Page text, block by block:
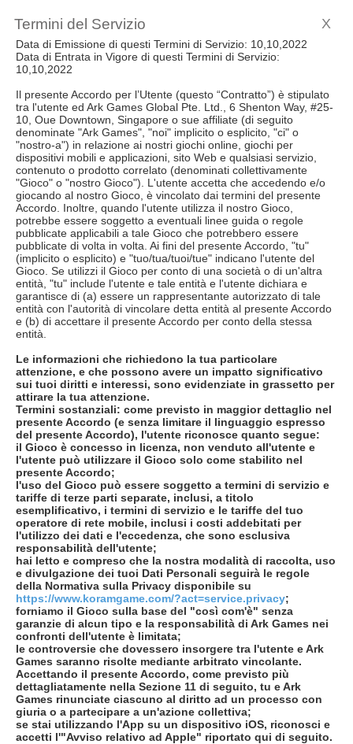
Termini del Servizio X
Data di Emissione di questi Termini di Servizio: 10,10,2022
Data di Entrata in Vigore di questi Termini di Servizio:
10,10,2022
Il presente Accordo per l’Utente (questo “Contratto”) è stipulato
tra l'utente ed Ark Games Global Pte. Ltd., 6 Shenton Way, #25-
10, Oue Downtown, Singapore o sue affiliate (di seguito
denominate "Ark Games", "noi" implicito o esplicito, "ci" o
"nostro-a") in relazione ai nostri giochi online, giochi per
dispositivi mobili e applicazioni, sito Web e qualsiasi servizio,
contenuto o prodotto correlato (denominati collettivamente
"Gioco" o "nostro Gioco"). L'utente accetta che accedendo e/o
giocando al nostro Gioco, è vincolato dai termini del presente
Accordo. Inoltre, quando l'utente utilizza il nostro Gioco,
potrebbe essere soggetto a eventuali linee guida o regole
pubblicate applicabili a tale Gioco che potrebbero essere
pubblicate di volta in volta. Ai fini del presente Accordo, "tu"
(implicito o esplicito) e "tuo/tua/tuoi/tue" indicano l'utente del
Gioco. Se utilizzi il Gioco per conto di una società o di un'altra
entità, "tu" include l'utente e tale entità e l'utente dichiara e
garantisce di (a) essere un rappresentante autorizzato di tale
entità con l'autorità di vincolare detta entità al presente Accordo
e (b) di accettare il ​​presente Accordo per conto della stessa
entità.
Le informazioni che richiedono la tua particolare
attenzione, e che possono avere un impatto significativo
sui tuoi diritti e interessi, sono evidenziate in grassetto per
attirare la tua attenzione.
Termini sostanziali: come previsto in maggior dettaglio nel
presente Accordo (e senza limitare il linguaggio espresso
del presente Accordo), l'utente riconosce quanto segue:
il Gioco è concesso in licenza, non venduto all'utente e
l'utente può utilizzare il Gioco solo come stabilito nel
presente Accordo;
l'uso del Gioco può essere soggetto a termini di servizio e
tariffe di terze parti separate, inclusi, a titolo
esemplificativo, i termini di servizio e le tariffe del tuo
operatore di rete mobile, inclusi i costi addebitati per
l'utilizzo dei dati e l'eccedenza, che sono esclusiva
responsabilità dell'utente;
hai letto e compreso che la nostra modalità di raccolta, uso
e divulgazione dei tuoi Dati Personali seguirà le regole
della Normativa sulla Privacy disponibile su
https://www.koramgame.com/?act=service.privacy;
forniamo il Gioco sulla base del "così com'è" senza
garanzie di alcun tipo e la responsabilità di Ark Games nei
confronti dell'utente è limitata;
le controversie che dovessero insorgere tra l'utente e Ark
Games saranno risolte mediante arbitrato vincolante.
Accettando il presente Accordo, come previsto più
dettagliatamente nella Sezione 11 di seguito, tu e Ark
Games rinunciate ciascuno al diritto ad un processo con
giuria o a partecipare a un'azione collettiva;
se stai utilizzando l'App su un dispositivo iOS, riconosci e
accetti l'"Avviso relativo ad Apple" riportato qui di seguito.